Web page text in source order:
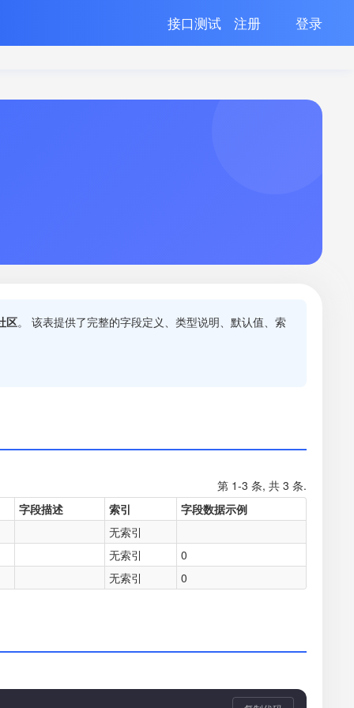
接口测试 注册 登录
区。 该表提供了完整的字段定义、类型说明、默认值、索
第 1-3 条, 共 3 条.
字段描述
索引
字段数据示例
无索引
无索引
0
无索引
0